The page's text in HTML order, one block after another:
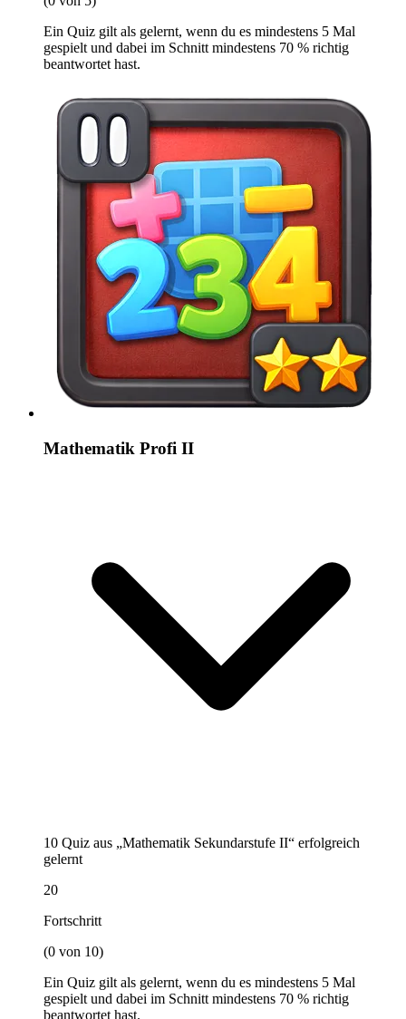
Ein Quiz gilt als gelernt, wenn du es mindestens 5 Mal
gespielt und dabei im Schnitt mindestens 70 % richtig
beantwortet hast.
Mathematik Profi II
10 Quiz aus „Mathematik Sekundarstufe II“ erfolgreich
gelernt
20
Fortschritt
(0 von 10)
Ein Quiz gilt als gelernt, wenn du es mindestens 5 Mal
gespielt und dabei im Schnitt mindestens 70 % richtig
beantwortet hast.